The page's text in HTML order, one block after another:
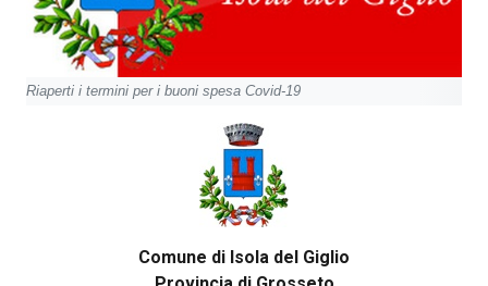
Riaperti i termini per i buoni spesa Covid-19
Comune di Isola del Giglio